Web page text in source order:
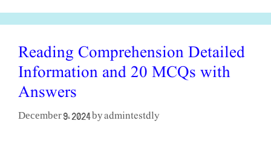
Reading Comprehension Detailed
Information and 20 MCQs with
Answers
December 9, 2024 byadmintestdly